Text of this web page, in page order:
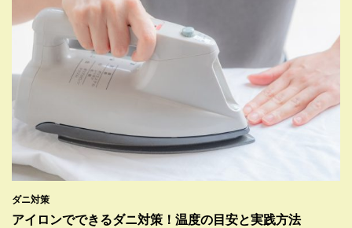
ダニ対策
アイロンでできるダニ対策！温度の目安と実践方法